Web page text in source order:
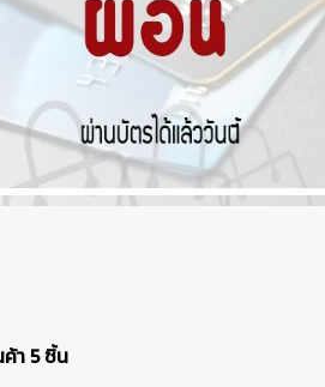
า 5 ชิ้น